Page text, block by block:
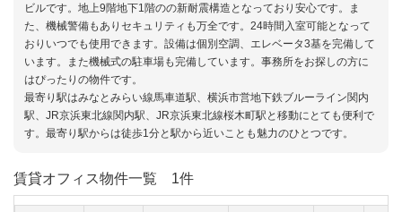
ビルです。地上9階地下1階のの新耐震構造となっており安心です。ま
た、機械警備もありセキュリティも万全です。24時間入室可能となって
おりいつでも使用できます。設備は個別空調、エレベータ3基を完備して
います。また機械式の駐車場も完備しています。事務所をお探しの方に
はぴったりの物件です。
最寄り駅はみなとみらい線馬車道駅、横浜市営地下鉄ブルーライン関内
駅、JR京浜東北線関内駅、JR京浜東北線桜木町駅と移動にとても便利で
す。最寄り駅からは徒歩1分と駅から近いことも魅力のひとつです。
賃貸オフィス物件一覧 1件